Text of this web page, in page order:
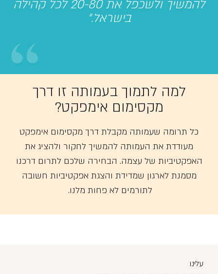
להמשיך ולשכפל את 20-80 לכל קהילה
בישראל."
למה לתמוך בעמותה זו דרך
מקסימום אימפקט?
כל תרומה שעמותה מקבלת דרך מקסימום אימפקט
מעודדת את העמותה להמשיך לחקור ולהציג את
האפקטיביות של עצמה. הבחירה שלכם לתרום דרכנו
מסמנת לארגון שמדידת והצגת אפקטיביות חשובה
לתורמים לא פחות מלנו.
עלינו